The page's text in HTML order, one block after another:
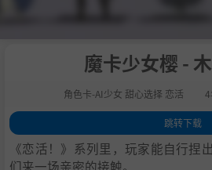
魔卡少女樱 -
角色卡-AI少女 甜心选择 恋活
跳转下载
1.游戏亮点
2.人物卡一览
《恋活！》系列里，玩家能自行捏
们来一场亲密的接触。